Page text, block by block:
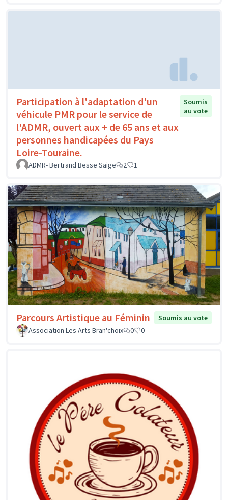
Participation à l'adaptation d'un
véhicule PMR pour le service de
l'ADMR, ouvert aux + de 65 ans et aux
personnes handicapées du Pays
Loire-Touraine.
Soumis
au vote
ADMR- Bertrand Besse Saige 2 1
Parcours Artistique au Féminin
Soumis au vote
Association Les Arts Bran'choix
0 0